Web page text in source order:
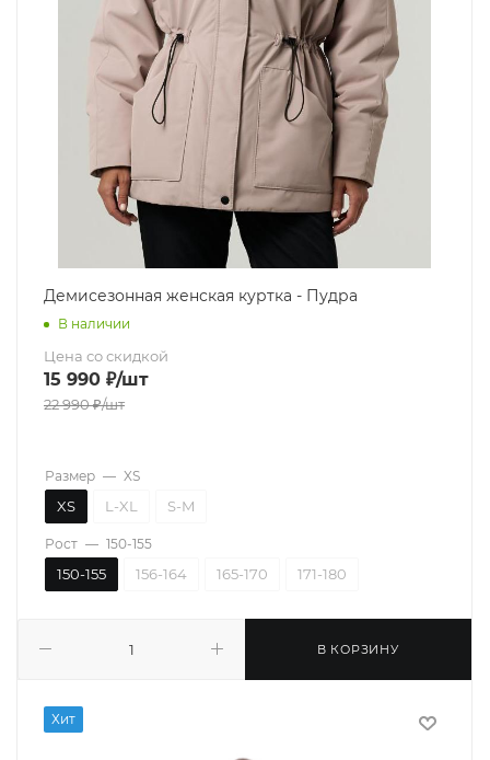
Демисезонная женская куртка - Пудра
В наличии
Цена со скидкой
15 990 ₽/шт
22 990₽/шт
В КОРЗИНУ
Размер — XS
XS L-XL S-M
Рост — 150-155
150-155 156-164 165-170 171-180
Хит